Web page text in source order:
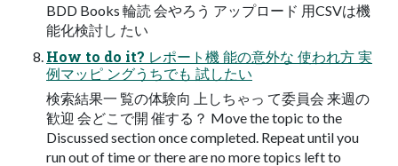
BDD Books 輪読 会やろう アップロード 用CSVは機
能化検討し たい
How to do it? レポート機 能の意外な 使われ方 実
例マッピ ングうちでも 試したい
検索結果一 覧の体験向 上しちゃっ て委員会 来週の
歓迎 会どこで開 催する？ Move the topic to the
Discussed section once completed. Repeat until you
run out of time or there are no more topics left to